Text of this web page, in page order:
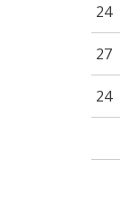
24
27
24